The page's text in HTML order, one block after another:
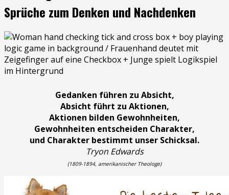
Sprüche zum Denken und Nachdenken
Gedanken führen zu Absicht,
Absicht führt zu Aktionen,
Aktionen bilden Gewohnheiten,
Gewohnheiten entscheiden Charakter,
und Charakter bestimmt unser Schicksal.
Tryon Edwards
(1809-1894, amerikanischer Theologe)